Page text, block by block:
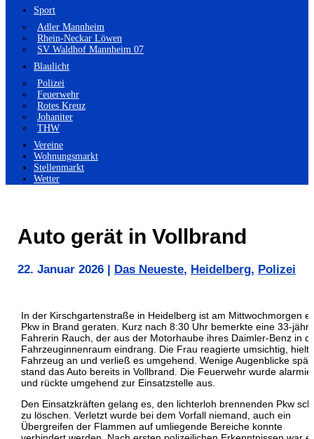
Sport
Adler Mannheim
Rhein-Neckar Löwen
SV Waldhof Mannheim 07
Blaulicht
Polizei
Feuerwehr
Rotes Kreuz
Johaniter
THW
Vereine
Wohnungsmarkt
Stellenmarkt
Wetter
Auto gerät in Vollbrand
22. Januar 2026 Das Neueste, Heidelberg, Polizei
In der Kirschgartenstraße in Heidelberg ist am Mittwochmorgen
Pkw in Brand geraten. Kurz nach 8:30 Uhr bemerkte eine 33-
Fahrerin Rauch, der aus der Motorhaube ihres Daimler-Benz in
Fahrzeuginnenraum eindrang. Die Frau reagierte umsichtig, hielt
Fahrzeug an und verließ es umgehend. Wenige Augenblicke
stand das Auto bereits in Vollbrand. Die Feuerwehr wurde
und rückte umgehend zur Einsatzstelle aus.
Den Einsatzkräften gelang es, den lichterloh brennenden Pkw
zu löschen. Verletzt wurde bei dem Vorfall niemand, auch ein
Übergreifen der Flammen auf umliegende Bereiche konnte